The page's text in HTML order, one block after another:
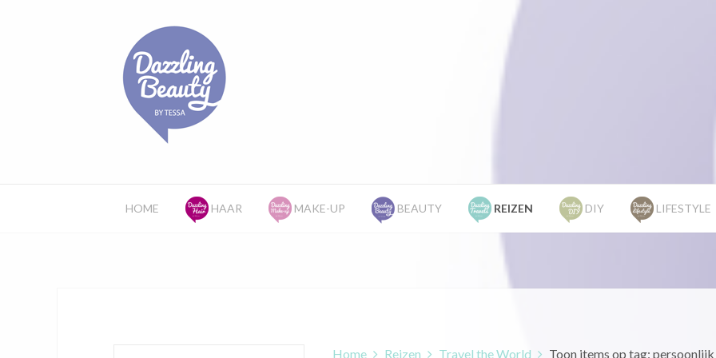
HOME HAAR MAKE-UP BEAUTY REIZEN DIY LIFESTYLE
Home Reizen Travel the World Toon items op tag: persoonlijk